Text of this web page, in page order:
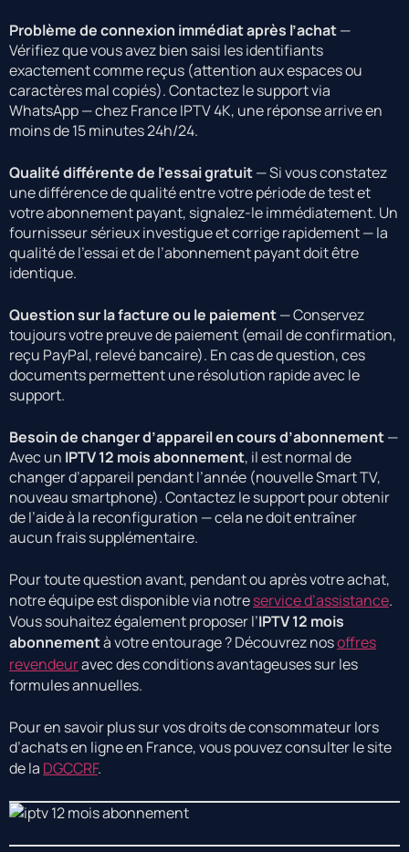
Problème de connexion immédiat après l’achat—
Vérifiez que vous avez bien saisi les identifiants
exactement comme reçus (attention aux espaces ou
caractères mal copiés). Contactez le support via
WhatsApp — chez France IPTV 4K, une réponse arrive en
moins de 15 minutes 24h/24.
Qualité différente de l’essai gratuit— Si vous constatez
une différence de qualité entre votre période de test et
votre abonnement payant, signalez-le immédiatement. Un
fournisseur sérieux investigue et corrige rapidement — la
qualité de l’essai et de l’abonnement payant doit être
identique.
Question sur la facture ou le paiement— Conservez
toujours votre preuve de paiement (email de confirmation,
reçu PayPal, relevé bancaire). En cas de question, ces
documents permettent une résolution rapide avec le
support.
Besoin de changer d’appareil en cours d’abonnement—
Avec un IPTV 12 mois abonnement, il est normal de
changer d’appareil pendant l’année (nouvelle Smart TV,
nouveau smartphone). Contactez le support pour obtenir
de l’aide à la reconfiguration — cela ne doit entraîner
aucun frais supplémentaire.
Pour toute question avant, pendant ou après votre achat,
notre équipe est disponible via notreservice d’assistance.
Vous souhaitez également proposer l’IPTV 12 mois
abonnementà votre entourage ? Découvrez nosoffres
revendeuravec des conditions avantageuses sur les
formules annuelles.
Pour en savoir plus sur vos droits de consommateur lors
d’achats en ligne en France, vous pouvez consulter le site
de la DGCCRF.